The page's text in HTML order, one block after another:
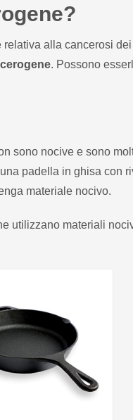
alla cancerosi
. Possono
sono nocive e sono
padella in ghisa con
materiale nocivo.
utilizzano materiali